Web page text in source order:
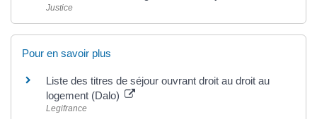
Justice
Pour en savoir plus
Liste des titres de séjour ouvrant droit au droit au
logement (Dalo)
Legifrance